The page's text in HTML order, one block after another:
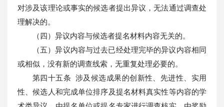
对涉及该理论或事实的候选者提出异议，无法通过调查处
理解决的。
（四）异议内容与候选者提名材料内容无关的。
（五）异议内容与过去已经处理完毕的异议内容相同
或相似，没有新的调查线索，无重复处理必要的。
第四十五条 涉及候选成果的创新性、先进性、实用
性、候选人和完成单位排序及提名材料真实性等内容的学